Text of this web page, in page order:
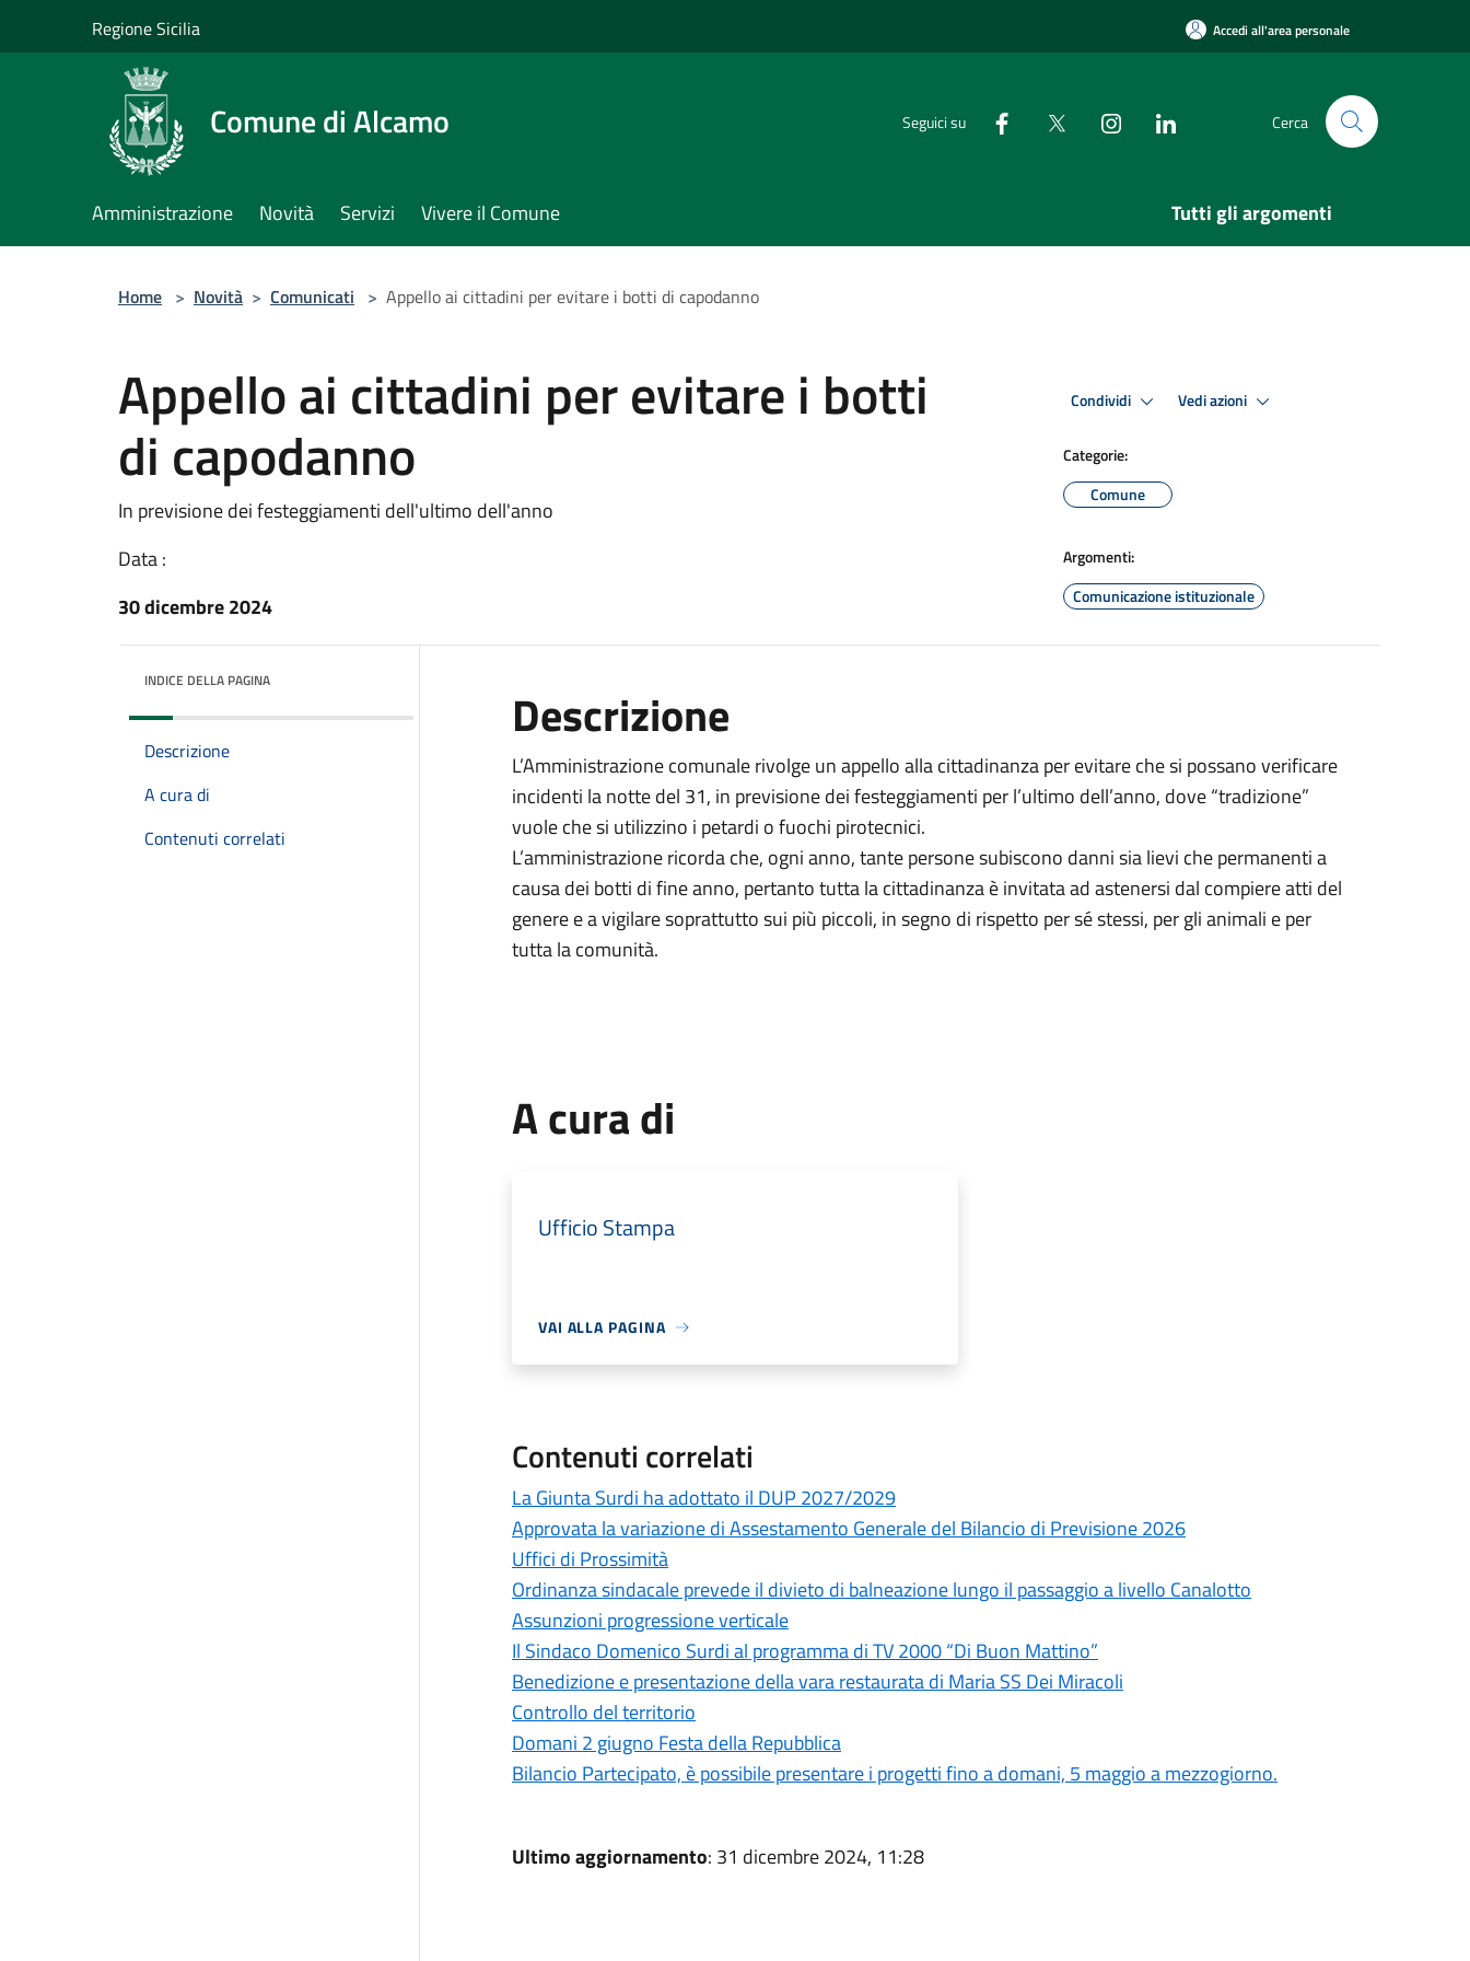
Regione Sicilia Accedi all'area personale
Comune di Alcamo Seguici su Cerca
Amministrazione Novità Servizi Vivere il Comune Tutti gli argomenti
Home > Novità > Comunicati > Appello ai cittadini per evitare i botti di capodanno
Appello ai cittadini per evitare i botti
di capodanno
In previsione dei festeggiamenti dell'ultimo dell'anno
Data :
30 dicembre 2024
Condividi Vedi azioni
Categorie:
Comune
Argomenti:
Comunicazione istituzionale
INDICE DELLA PAGINA
Descrizione
A cura di
Contenuti correlati
Descrizione
L’Amministrazione comunale rivolge un appello alla cittadinanzaper evitare che si possano verificare
incidenti la notte del 31, in previsione dei festeggiamenti per l’ultimo dell’anno, dove “tradizione”
vuole che si utilizzino i petardi o fuochi pirotecnici.
L’amministrazione ricorda che, ogni anno, tante persone subiscono danni sia lievi che permanenti a
causa dei botti di fine anno, pertanto tutta la cittadinanza è invitata ad astenersi dal compiere atti del
genere e a vigilare soprattutto sui più piccoli, in segno di rispetto per sé stessi, per gli animali e per
tutta la comunità.
A cura di
Ufficio Stampa
VAI ALLA PAGINA
Contenuti correlati
La Giunta Surdi ha adottato il DUP 2027/2029
Approvata la variazione di Assestamento Generale del Bilancio di Previsione 2026
Uffici di Prossimità
Ordinanza sindacale prevede il divieto di balneazione lungo il passaggio a livello Canalotto
Assunzioni progressione verticale
Il Sindaco Domenico Surdi al programma di TV 2000 “Di Buon Mattino”
Benedizione e presentazione della vara restaurata di Maria SS Dei Miracoli
Controllo del territorio
Domani 2 giugno Festa della Repubblica
Bilancio Partecipato, è possibile presentare i progetti fino a domani, 5 maggio a mezzogiorno.
Ultimo aggiornamento: 31 dicembre 2024, 11:28